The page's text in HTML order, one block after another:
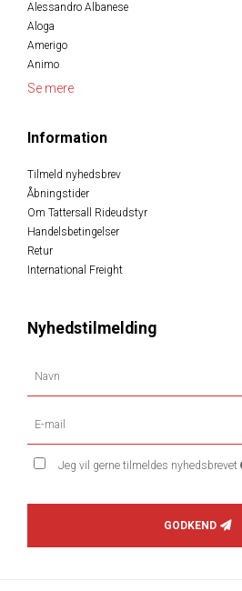
Alessandro Albanese
Aloga
Amerigo
Animo
Se mere
Information
Tilmeld nyhedsbrev
Åbningstider
Om Tattersall Rideudstyr
Handelsbetingelser
Retur
International Freight
Nyhedstilmelding
Jeg vil gerne tilmeldes nyhedsbrevet
GODKEND